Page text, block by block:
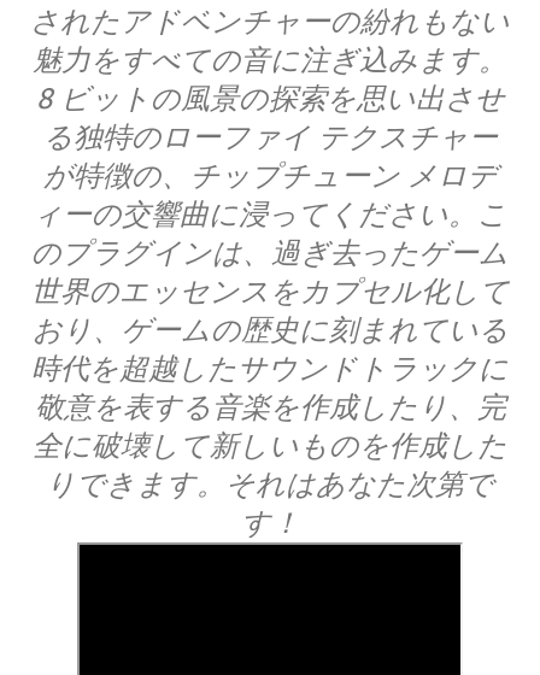
されたアドベンチャーの紛れもない
魅力をすべての音に注ぎ込みます。
8 ビットの風景の探索を思い出させ
る独特のローファイ テクスチャー
が特徴の、チップチューン メロデ
ィーの交響曲に浸ってください。こ
のプラグインは、過ぎ去ったゲーム
世界のエッセンスをカプセル化して
おり、ゲームの歴史に刻まれている
時代を超越したサウンドトラックに
敬意を表する音楽を作成したり、完
全に破壊して新しいものを作成した
りできます。それはあなた次第で
す！